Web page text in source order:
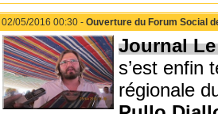
02/05/2016 00:30 - Ouverture du Forum Social
Journal
s’est enfin
régionale